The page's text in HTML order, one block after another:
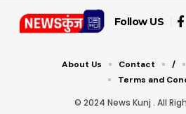
Follow US
© 2024 News Kunj . All
About Us Contact /
Terms and